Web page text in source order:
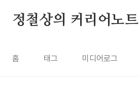
정철상의 커리어노트
홈 태그 미디어로그